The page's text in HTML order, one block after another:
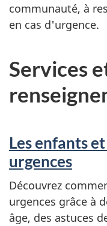
communauté, à
en cas d'urgence.
Services
Les enfants
urgences
Découvrez
urgences grâce à
âge, des astuces